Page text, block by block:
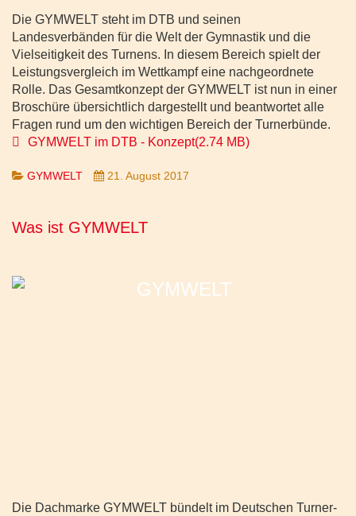
Die GYMWELT steht im DTB und seinen
Landesverbänden für die Welt der Gymnastik und die
Vielseitigkeit des Turnens. In diesem Bereich spielt der
Leistungsvergleich im Wettkampf eine nachgeordnete
Rolle. Das Gesamtkonzept der GYMWELT ist nun in einer
Broschüre übersichtlich dargestellt und beantwortet alle
Fragen rund um den wichtigen Bereich der Turnerbünde.
pdf
GYMWELT im DTB - Konzept(2.74 MB)
GYMWELT 21. August 2017
Was ist GYMWELT
Die Dachmarke GYMWELT bündelt im Deutschen Turner-